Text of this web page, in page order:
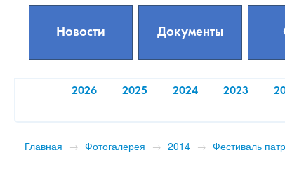
Новости Документы
2026 2025 2024 2023
Главная → Фотогалерея → 2014 → Фестиваль